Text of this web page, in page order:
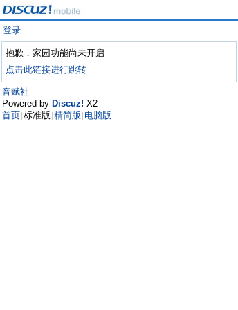
登录
抱歉，家园功能尚未开启
点击此链接进行跳转
音赋社
Powered by Discuz! X2
首页 标准版 精简版 电脑版